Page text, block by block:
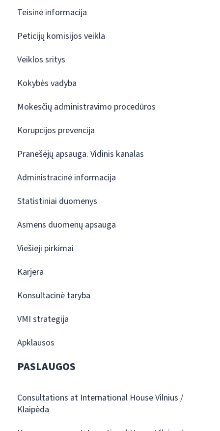
Teisinė informacija
Peticijų komisijos veikla
Veiklos sritys
Kokybės vadyba
Mokesčių administravimo procedūros
Korupcijos prevencija
Pranešėjų apsauga. Vidinis kanalas
Administracinė informacija
Statistiniai duomenys
Asmens duomenų apsauga
Viešieji pirkimai
Karjera
Konsultacinė taryba
VMI strategija
Apklausos
PASLAUGOS
Consultations at International House Vilnius /
Klaipėda